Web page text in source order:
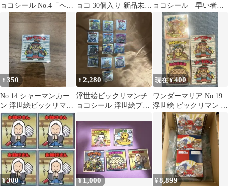
ョコシール No.4「ヘラ
クライスト」
ョコ 30個入り 新品未開
封
ョコシール 早い者勝
¥350
No.14 シャーマンカー
ン 浮世絵ビックリマン
チョコ 悪魔VS天使
¥2,280
浮世絵ビックリマンチ
ョコシール 浮世絵ブラ
現在 ¥400
ワンダーマリア No.19
浮世絵 ビックリマン シ
ール チョコ
¥300 ¥1,000 ¥8,899